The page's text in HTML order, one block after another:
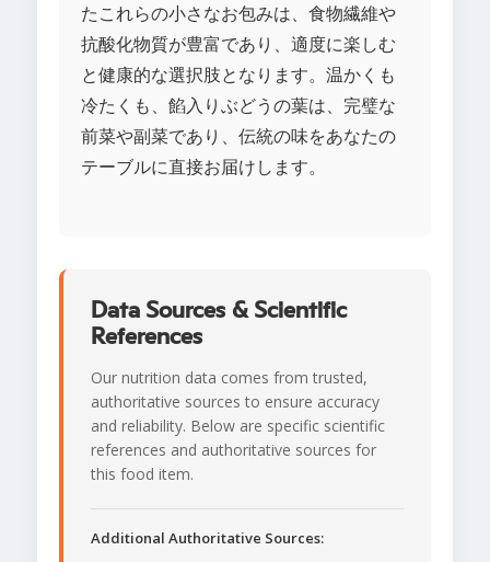
たこれらの小さなお包みは、食物繊維や
抗酸化物質が豊富であり、適度に楽しむ
と健康的な選択肢となります。温かくも
冷たくも、餡入りぶどうの葉は、完璧な
前菜や副菜であり、伝統の味をあなたの
テーブルに直接お届けします。
Data Sources & Scientific
References
Our nutrition data comes from trusted,
authoritative sources to ensure accuracy
and reliability. Below are specific scientific
references and authoritative sources for
this food item.
Additional Authoritative Sources: